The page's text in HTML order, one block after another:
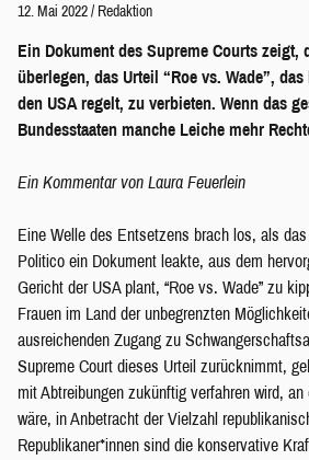
12. Mai 2022 / Redaktion
Ein Dokument des Supreme Courts zeigt,
überlegen, das Urteil “Roe vs. Wade”,
den USA regelt, zu verbieten. Wenn das
Bundesstaaten manche Leiche mehr
Ein Kommentar von Laura Feuerlein
Eine Welle des Entsetzens brach los, als
Politico ein Dokument leakte, aus dem
Gericht der USA plant, “Roe vs. Wade” zu
Frauen im Land der unbegrenzten
ausreichenden Zugang zu
Supreme Court dieses Urteil zurücknimmt,
mit Abtreibungen zukünftig verfahren wird,
wäre, in Anbetracht der Vielzahl
Republikaner*innen sind die konservative